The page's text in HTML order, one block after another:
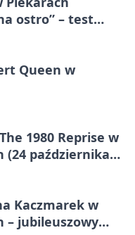
ostro” – test
Queen w
1980 Reprise w
(24 października
Kaczmarek w
– jubileuszowy